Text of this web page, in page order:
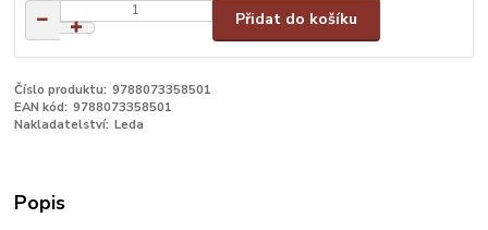
Přidat do košíku
Číslo produktu: 9788073358501
EAN kód: 9788073358501
Nakladatelství: Leda
Popis